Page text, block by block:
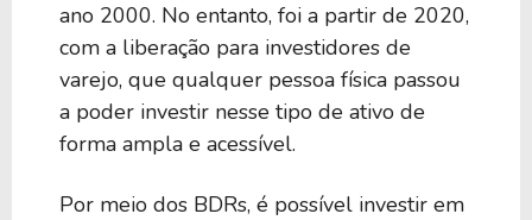
ano 2000. No entanto, foi a partir de 2020,
com a liberação para investidores de
varejo, que qualquer pessoa física passou
a poder investir nesse tipo de ativo de
forma ampla e acessível.
Por meio dos BDRs, é possível investir em